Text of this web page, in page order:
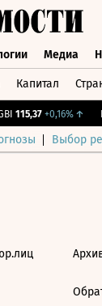
Медиа
Капитал
115,37 +0,16%↑
Выбор